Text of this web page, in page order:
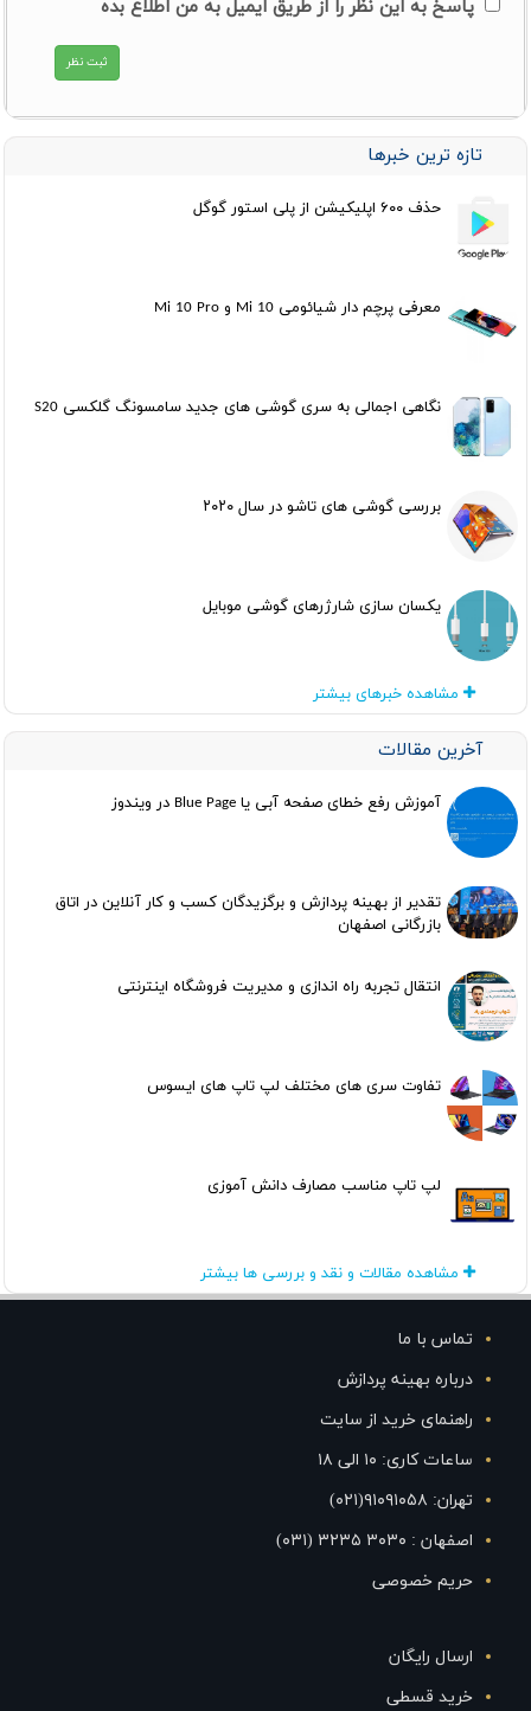
پاسخ به این نظر را از طریق ایمیل به من اطلاع بده
تازه ترین خبرها
حذف ۶۰۰ اپلیکیشن از پلی استور گوگل
معرفی پرچم دار شیائومی Mi 10 و Mi 10 Pro
نگاهی اجمالی به سری گوشی های جدید سامسونگ گلکسی S20
بررسی گوشی های تاشو در سال ۲۰۲۰
یکسان سازی شارژرهای گوشی موبایل
مشاهده خبرهای بیشتر
آخرین مقالات
آموزش رفع خطای صفحه آبی یا Blue Page در ویندوز
تقدیر از بهینه پردازش و برگزیدگان کسب و کار آنلاین در اتاق
بازرگانی اصفهان
انتقال تجربه راه اندازی و مدیریت فروشگاه اینترنتی
تفاوت سری های مختلف لپ تاپ های ایسوس
لپ تاپ مناسب مصارف دانش آموزی
مشاهده مقالات و نقد و بررسی ها بیشتر
تماس با ما
درباره بهینه پردازش
راهنمای خرید از سایت
ساعات کاری: ۱۰ الی ۱۸
تهران: ۹۱۰۹۱۰۵۸(۰۲۱)
اصفهان : ۳۰۳۰ ۳۲۳۵ (۰۳۱)
حریم خصوصی
ارسال رایگان
خرید قسطی